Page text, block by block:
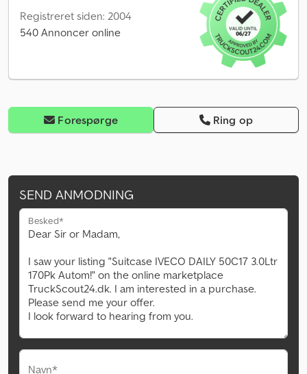
Registreret siden: 2004
540 Annoncer online
Forespørge Ring op
SEND ANMODNING
Besked*
Navn*